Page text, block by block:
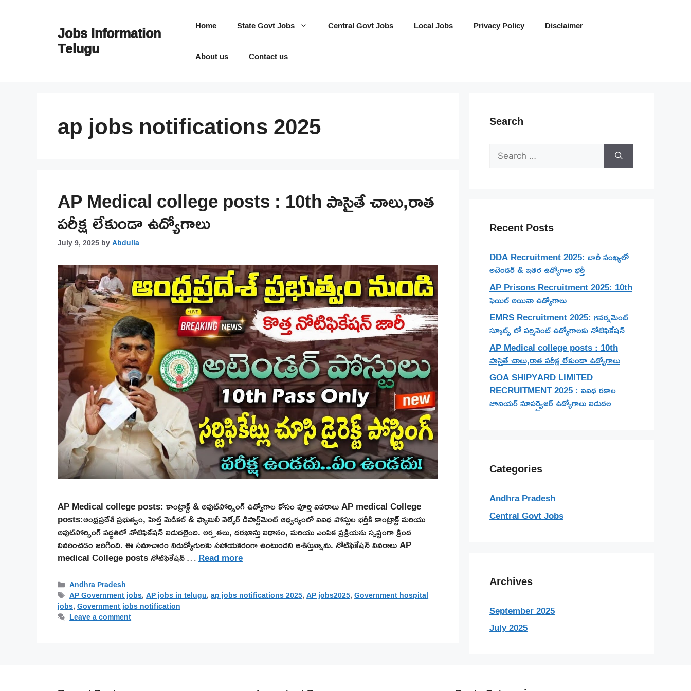
Jobs Information
Telugu
Home State Govt Jobs Central Govt Jobs Local Jobs Privacy Policy Disclaimer
About us Contact us
ap jobs notifications 2025
AP Medical college posts : 10th పాసైతే చాలు,రాత
పరీక్ష లేకుండా ఉద్యోగాలు
July 9, 2025byAbdulla
AP Medical college posts: కాంట్రాక్ట్ & అవుట్‌సోర్సింగ్ ఉద్యోగాల కోసం పూర్తి వివరాలు AP medical College
posts:ఆంధ్రప్రదేశ్ ప్రభుత్వం, హెల్త్ మెడికల్ & ఫ్యామిలీ వెల్ఫేర్ డిపార్ట్‌మెంట్ ఆధ్వర్యంలో వివిధ పోస్టుల భర్తీకి కాంట్రాక్ట్ మరియు
అవుట్‌సోర్సింగ్ పద్ధతిలో నోటిఫికేషన్ విడుదలైంది. అర్హతలు, దరఖాస్తు విధానం, మరియు ఎంపిక ప్రక్రియను స్పష్టంగా క్రింద
వివరించడం జరిగింది. ఈ సమాచారం నిరుద్యోగులకు సహాయకరంగా ఉంటుందని ఆశిస్తున్నాను. నోటిఫికేషన్ వివరాలు AP
medical College posts నోటిఫికేషన్ …Read more
Categories
Andhra Pradesh
Tags
AP Government jobs,AP jobs in telugu,ap jobs notifications 2025,AP jobs2025,Government hospital
jobs,Government jobs notification
Leave a comment
Search
Search
for:
Recent Posts
DDA Recruitment 2025: బారీ సంఖ్యలో
అటెండర్ & ఇతర ఉద్యోగాల భర్తీ
AP Prisons Recruitment 2025: 10th
ఫెయిల్ అయినా ఉద్యోగాలు
EMRS Recruitment 2025: గవర్నమెంట్
స్కూల్స్ లో పర్మినెంట్ ఉద్యోగాలకు నోటిఫికేషన్
AP Medical college posts : 10th
పాసైతే చాలు,రాత పరీక్ష లేకుండా ఉద్యోగాలు
GOA SHIPYARD LIMITED
RECRUITMENT 2025 : వివిధ రకాల
జూనియర్ సూపర్వైజర్ ఉద్యోగాలు విడుదల
Categories
Andhra Pradesh
Central Govt Jobs
Archives
September 2025
July 2025